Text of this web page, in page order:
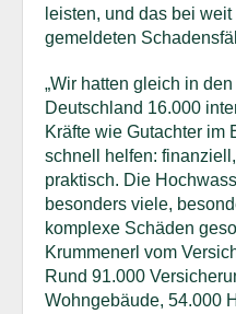
leisten, und das bei
gemeldeten
„Wir hatten gleich in
Deutschland 16.000
Kräfte wie Gutachter im
schnell helfen:
praktisch. Die
besonders viele,
komplexe Schäden
Krummenerl vom
Rund 91.000
Wohngebäude, 54.000